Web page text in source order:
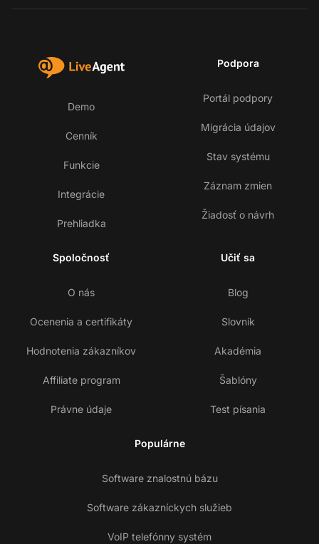
Demo
Cenník
Funkcie
Integrácie
Prehliadka
Podpora
Portál podpory
Migrácia údajov
Stav systému
Záznam zmien
Žiadosť o návrh
Spoločnosť
O nás
Ocenenia a certifikáty
Hodnotenia zákazníkov
Affiliate program
Právne údaje
Učiť sa
Blog
Slovník
Akadémia
Šablóny
Test písania
Populárne
Software znalostnú bázu
Software zákazníckych služieb
VoIP telefónny systém